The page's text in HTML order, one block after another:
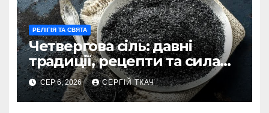
РЕЛІГІЯ ТА СВЯТА
Четвергова сіль: давні
традиції, рецепти та сила
оберегу
СЕР 6, 2026 СЕРГІЙ ТКАЧ